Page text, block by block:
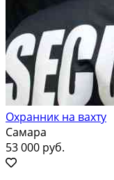
Охранник на вахту
Самара
53 000 руб.